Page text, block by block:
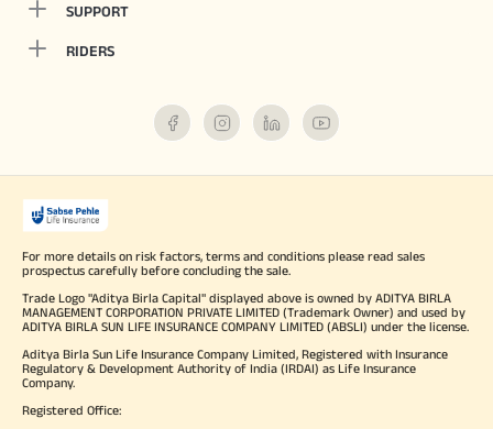
SUPPORT
RIDERS
For more details on risk factors, terms and conditions please read sales
prospectus carefully before concluding the sale.
Trade Logo "Aditya Birla Capital" displayed above is owned by ADITYA BIRLA
MANAGEMENT CORPORATION PRIVATE LIMITED (Trademark Owner) and used by
ADITYA BIRLA SUN LIFE INSURANCE COMPANY LIMITED (ABSLI) under the license.
Aditya Birla Sun Life Insurance Company Limited, Registered with Insurance
Regulatory & Development Authority of India (IRDAI) as Life Insurance
Company.
Registered Office: